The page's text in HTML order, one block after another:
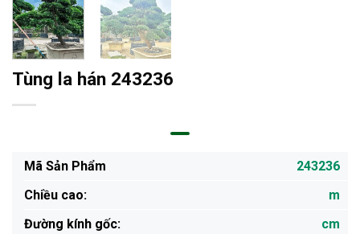
Tùng la hán 243236
Mã Sản Phẩm
243236
Chiều cao:
m
Đường kính gốc:
cm